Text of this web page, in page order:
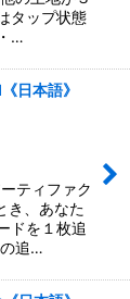
タップ状態
…
日本語》
ティファク
き、あなた
ドを１枚追
追…